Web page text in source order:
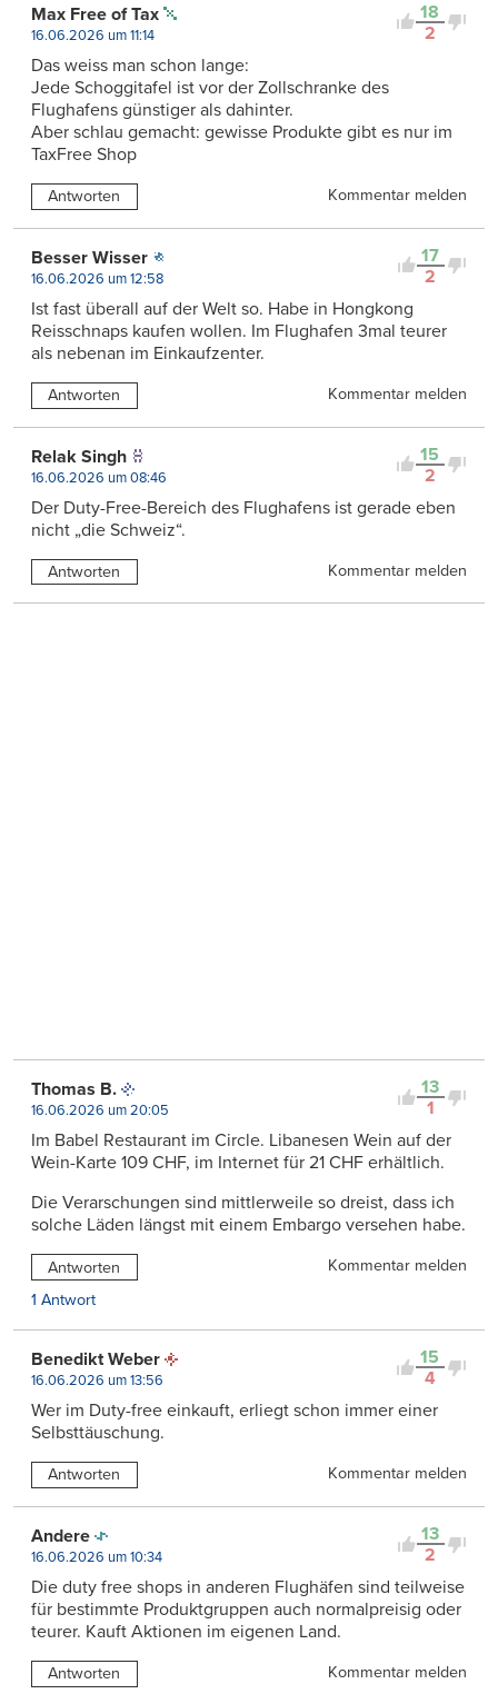
18
2
Max Free of Tax
16.06.2026 um 11:14
Das weiss man schon lange:
Jede Schoggitafel ist vor der Zollschranke des
Flughafens günstiger als dahinter.
Aber schlau gemacht: gewisse Produkte gibt es nur im
TaxFree Shop
Antworten Kommentar melden
17
2
Besser Wisser
16.06.2026 um 12:58
Ist fast überall auf der Welt so. Habe in Hongkong
Reisschnaps kaufen wollen. Im Flughafen 3mal teurer
als nebenan im Einkaufzenter.
Antworten Kommentar melden
15
2
Relak Singh
16.06.2026 um 08:46
Der Duty-Free-Bereich des Flughafens ist gerade eben
nicht „die Schweiz“.
Antworten Kommentar melden
13
1
Thomas B.
16.06.2026 um 20:05
Im Babel Restaurant im Circle. Libanesen Wein auf der
Wein-Karte 109 CHF, im Internet für 21 CHF erhältlich.
Die Verarschungen sind mittlerweile so dreist, dass ich
solche Läden längst mit einem Embargo versehen habe.
Antworten
Kommentar melden
1 Antwort
15
4
Benedikt Weber
16.06.2026 um 13:56
Wer im Duty-free einkauft, erliegt schon immer einer
Selbsttäuschung.
Antworten Kommentar melden
13
2
Andere
16.06.2026 um 10:34
Die duty free shops in anderen Flughäfen sind teilweise
für bestimmte Produktgruppen auch normalpreisig oder
teurer. Kauft Aktionen im eigenen Land.
Antworten Kommentar melden